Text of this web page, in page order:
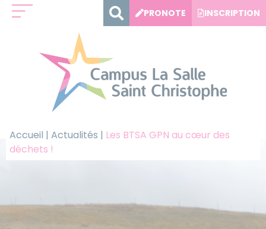
PRONOTE INSCRIPTION
Accueil | Actualités | Les BTSA GPN au cœur des
déchets !
Panneau de gestion des cookies